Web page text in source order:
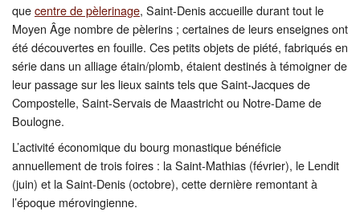
quecentre de pèlerinage, Saint-Denis accueille durant tout le
Moyen Âge nombre de pèlerins ; certaines de leurs enseignes ont
été découvertes en fouille. Ces petits objets de piété, fabriqués en
série dans un alliage étain/plomb, étaient destinés à témoigner de
leur passage sur les lieux saints tels que Saint-Jacques de
Compostelle, Saint-Servais de Maastricht ou Notre-Dame de
Boulogne.
L’activité économique du bourg monastique bénéficie
annuellement de trois foires : la Saint-Mathias (février), le Lendit
(juin) et la Saint-Denis (octobre), cette dernière remontant à
l’époque mérovingienne.